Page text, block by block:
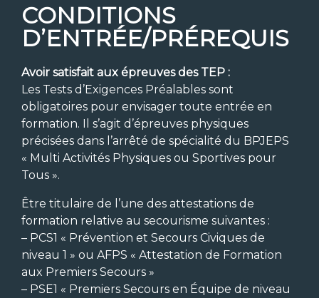
CONDITIONS
D’ENTRÉE/PRÉREQUIS
Avoir satisfait aux épreuves des TEP :
Les Tests d’Exigences Préalables sont
obligatoires pour envisager toute entrée en
formation. Il s’agit d’épreuves physiques
précisées dans l’arrêté de spécialité du BPJEPS
« Multi Activités Physiques ou Sportives pour
Tous ».
Être titulaire de l’une des attestations de
formation relative au secourisme suivantes :
– PCS1 « Prévention et Secours Civiques de
niveau 1 » ou AFPS « Attestation de Formation
aux Premiers Secours »
– PSE1 « Premiers Secours en Équipe de niveau